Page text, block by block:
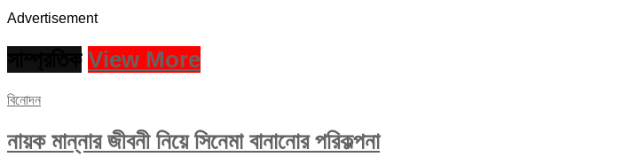
Advertisement
View More
বিনোদন
নায়ক মান্নার জীবনী নিয়ে সিনেমা বানানোর পরিকল্পনা